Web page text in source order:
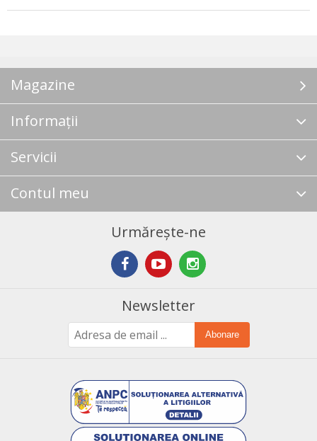
Magazine
Informații
Servicii
Contul meu
Urmărește-ne
Newsletter
Abonare